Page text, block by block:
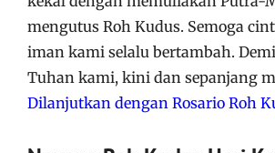
mengutus Roh Kudus. Semoga
iman kami selalu bertambah.
Tuhan kami, kini dan sepanjang
Dilanjutkan dengan Rosario Roh